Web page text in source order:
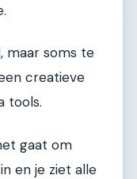
maar soms te
creatieve
tools.
gaat om
en je ziet alle